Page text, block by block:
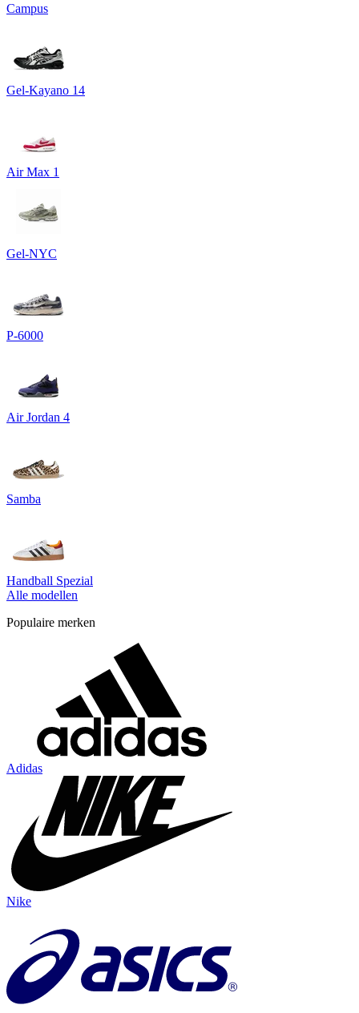
Campus
Gel-Kayano 14
Air Max 1
Gel-NYC
P-6000
Air Jordan 4
Samba
Handball Spezial
Alle modellen
Populaire merken
Adidas
Nike